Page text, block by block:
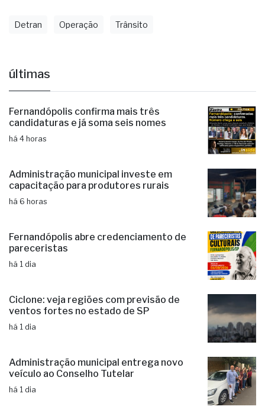
Detran Operação Trânsito
últimas
Fernandópolis confirma mais três
candidaturas e já soma seis nomes
há 4 horas
Administração municipal investe em
capacitação para produtores rurais
há 6 horas
Fernandópolis abre credenciamento de
pareceristas
há 1 dia
Ciclone: veja regiões com previsão de
ventos fortes no estado de SP
há 1 dia
Administração municipal entrega novo
veículo ao Conselho Tutelar
há 1 dia